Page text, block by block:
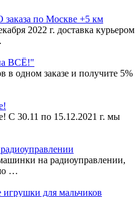
по Москве +5 км
2022 г. доставка курьером
ВСЁ!"
одном заказе и получите 5%
С 30.11 по 15.12.2021 г. мы
на радиоуправлении,
…
для мальчиков